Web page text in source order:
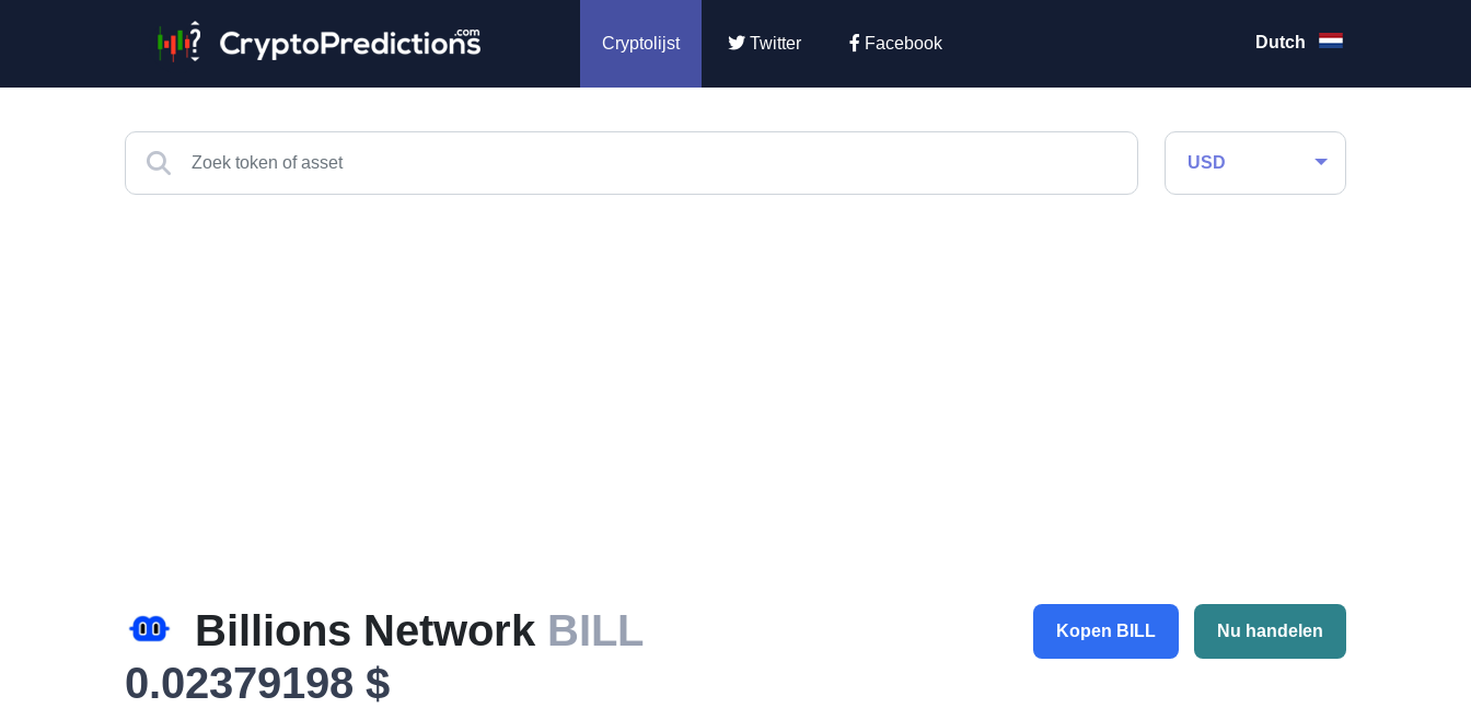
Cryptolijst Twitter Facebook Dutch
USD
Billions Network BILL
0.02379198 $
Kopen BILL Nu handelen